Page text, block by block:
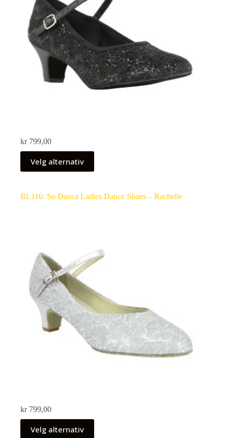
kr799,00
Velg alternativ
BL116: So Danca Ladies Dance Shoes – Rachelle
kr799,00
Velg alternativ